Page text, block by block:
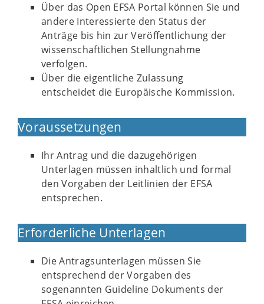
Über das Open EFSA Portal können Sie und
andere Interessierte den Status der
Anträge bis hin zur Veröffentlichung der
wissenschaftlichen Stellungnahme
verfolgen.
Über die eigentliche Zulassung
entscheidet die Europäische Kommission.
Voraussetzungen
Ihr Antrag und die dazugehörigen
Unterlagen müssen inhaltlich und formal
den Vorgaben der Leitlinien der EFSA
entsprechen.
Erforderliche Unterlagen
Die Antragsunterlagen müssen Sie
entsprechend der Vorgaben des
sogenannten Guideline Dokuments der